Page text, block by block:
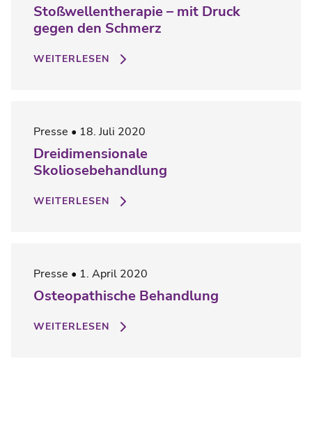
Stoßwellentherapie – mit Druck
gegen den Schmerz
WEITERLESEN
Presse 18. Juli 2020
Dreidimensionale
Skoliosebehandlung
WEITERLESEN
Presse 1. April 2020
Osteopathische Behandlung
WEITERLESEN